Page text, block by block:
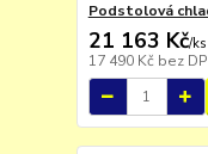
Podstolová
21 163 Kč/ks
17 490 Kč bez